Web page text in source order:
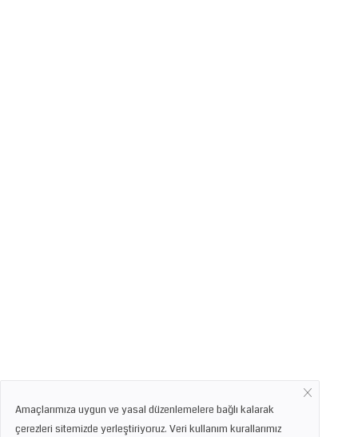
Amaçlarımıza uygun ve yasal düzenlemelere bağlı kalarak
çerezleri sitemizde yerleştiriyoruz. Veri kullanım kurallarımız